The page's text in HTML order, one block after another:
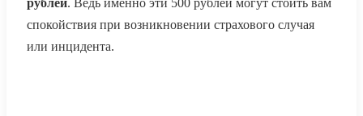
спокойствия при возникновении страхового случая
или инцидента.